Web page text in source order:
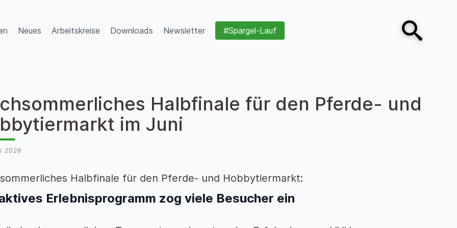
Neues Arbeitskreise Downloads Newsletter #Spargel-Lauf
Open search
Halbfinale für den Pferde- und
im Juni
2026
Halbfinale für den Pferde- und Hobbytiermarkt:
Erlebnisprogramm zog viele Besucher ein